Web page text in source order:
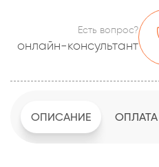
Есть вопрос?
онлайн-консультант
ОПИСАНИЕ ОПЛАТА